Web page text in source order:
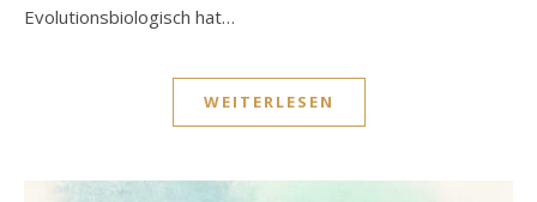
Evolutionsbiologisch hat…
WEITERLESEN